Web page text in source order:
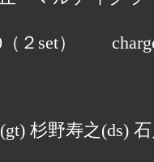
（２set）
杉野寿之(ds)